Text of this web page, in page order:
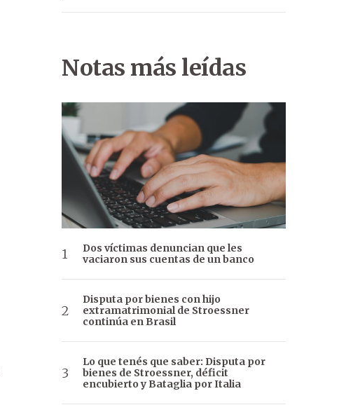
Notas más leídas
Dos víctimas denuncian que les
vaciaron sus cuentas de un banco
Disputa por bienes con hijo
extramatrimonial de Stroessner
continúa en Brasil
Lo que tenés que saber: Disputa por
bienes de Stroessner, déficit
encubierto y Bataglia por Italia